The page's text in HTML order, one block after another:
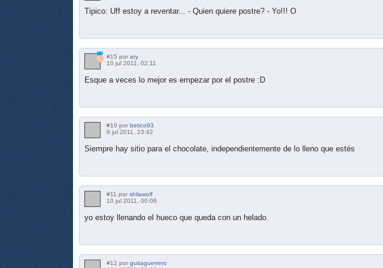
Tipico: Uff estoy a reventar... - Quien quiere postre? - Yo!!! O
#15 por ary
10 jul 2011, 02:11
Esque a veces lo mejor es empezar por el postre :D
#10 por betico93
9 jul 2011, 23:42
Siempre hay sitio para el chocolate, independientemente de lo lleno que estés
#11 por shilawolf
10 jul 2011, 00:06
yo estoy llenando el hueco que queda con un helado.
#12 por guitaguerrero